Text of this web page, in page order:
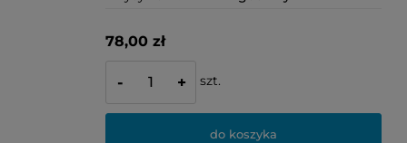
78,00 zł
- + szt.
do koszyka